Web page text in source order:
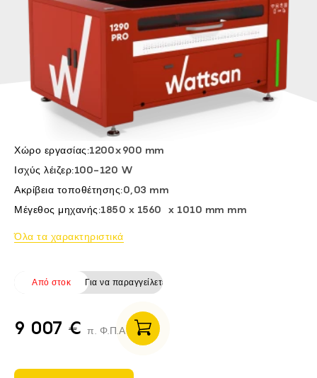
FI -
BG -
CS -
ET -
Χώρο εργασίας:1200x900 mm
Ισχύς λέιζερ:100-120 W
Ακρίβεια τοποθέτησης:0,03 mm
Μέγεθος μηχανής:1850 х 1560 х 1010 mm mm
Όλα τα χαρακτηριστικά
Από στοκ Για να παραγγείλετε
9 007 € π. Φ.Π.Α